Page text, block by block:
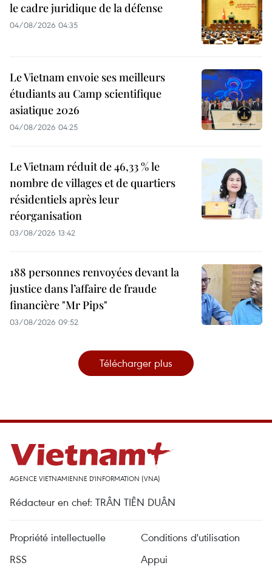
le cadre juridique de la défense
04/08/2026 04:35
Le Vietnam envoie ses meilleurs
étudiants au Camp scientifique
asiatique 2026
04/08/2026 04:25
Le Vietnam réduit de 46,33 % le
nombre de villages et de quartiers
résidentiels après leur
réorganisation
03/08/2026 13:42
188 personnes renvoyées devant la
justice dans l’affaire de fraude
financière "Mr Pips"
03/08/2026 09:52
Télécharger plus
AGENCE VIETNAMIENNE D'INFORMATION (VNA)
Rédacteur en chef: TRÂN TIÊN DUÂN
Propriété intellectuelle
Conditions d'utilisation
RSS
Appui